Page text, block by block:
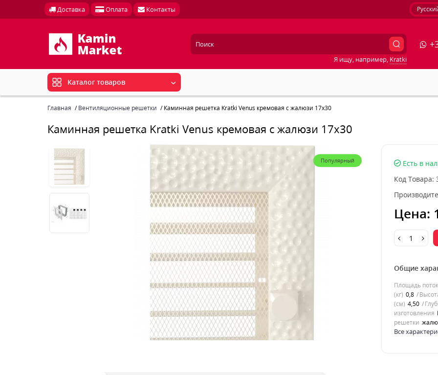
Доставка Оплата Контакты
Я ищу, например, Kratki
Каталог товаров
Главная Вентиляционные решетки Каминная решетка Kratki Venus кремовая с жалюзи 17x30
Каминная решетка Kratki Venus кремовая с жалюзи 17x30
Популярный Есть в
Код Товара:
Цена:
Общие
Площадь
(кг) 0,8
(см) 4,50
изготовления
решетки
Все